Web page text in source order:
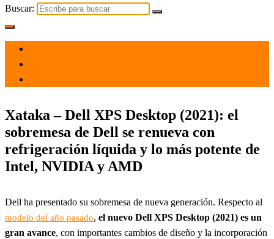
Buscar:
Xataka – Dell XPS Desktop (2021): el
sobremesa de Dell se renueva con
refrigeración líquida y lo más potente de
Intel, NVIDIA y AMD
Dell ha presentado su sobremesa de nueva generación. Respecto al
modelo del año pasado, el nuevo Dell XPS Desktop (2021) es un
gran avance, con importantes cambios de diseño y la incorporación